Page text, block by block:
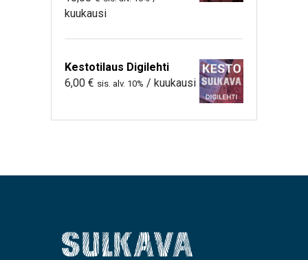
kuukausi
Kestotilaus Digilehti
6,00 € sis. alv. 10% / kuukausi